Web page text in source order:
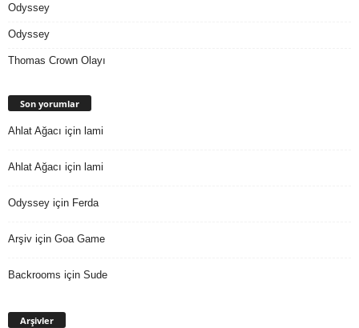
Odyssey
Odyssey
Thomas Crown Olayı
Son yorumlar
Ahlat Ağacı için lami
Ahlat Ağacı için lami
Odyssey için Ferda
Arşiv için Goa Game
Backrooms için Sude
Arşivler